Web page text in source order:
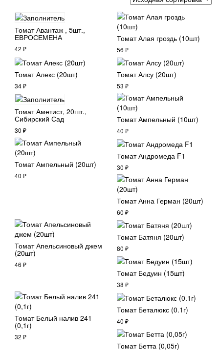
Томат Авантаж , 5шт.,
ЕВРОСЕМЕНА
42 ₽
Томат Алая гроздь (10шт)
56 ₽
Томат Алекс (20шт)
34₽
Томат Алсу (20шт)
53 ₽
Томат Аметист, 20шт.,
Сибирский Сад
30 ₽
Томат Ампельный (10шт)
40 ₽
Томат Ампельный (20шт)
40 ₽
Томат Андромеда F1
30 ₽
Томат Анна Герман (20шт)
60 ₽
Томат Апельсиновый джем
(20шт)
46 ₽
Томат Батяня (20шт)
80 ₽
Томат Бедуин (15шт)
38 ₽
Томат Белый налив 241
(0,1г)
32 ₽
Томат Беталюкс (0.1г)
40 ₽
Томат Бетта (0,05г)